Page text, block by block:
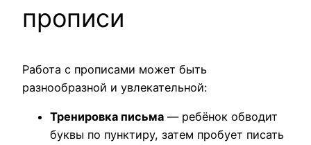
прописи
Работа с прописами может быть
разнообразной и увлекательной:
Тренировка письма — ребёнок обводит
буквы по пунктиру, затем пробует писать